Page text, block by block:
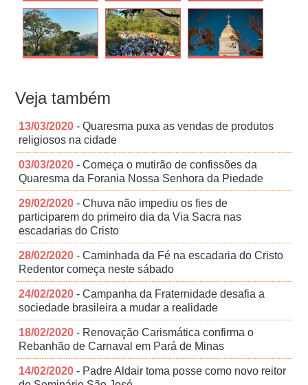
Veja também
13/03/2020 - Quaresma puxa as vendas de produtos
religiosos na cidade
03/03/2020 - Começa o mutirão de confissões da
Quaresma da Forania Nossa Senhora da Piedade
29/02/2020 - Chuva não impediu os fies de
participarem do primeiro dia da Via Sacra nas
escadarias do Cristo
28/02/2020 - Caminhada da Fé na escadaria do Cristo
Redentor começa neste sábado
24/02/2020 - Campanha da Fraternidade desafia a
sociedade brasileira a mudar a realidade
18/02/2020 - Renovação Carismática confirma o
Rebanhão de Carnaval em Pará de Minas
14/02/2020 - Padre Aldair toma posse como novo reitor